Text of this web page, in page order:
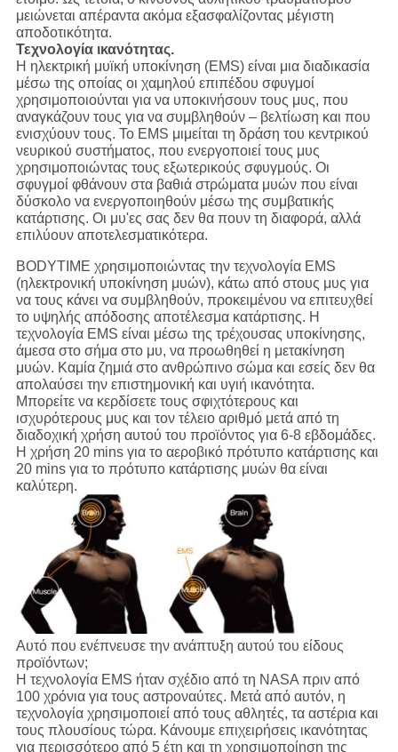
μειώνεται απέραντα ακόμα εξασφαλίζοντας μέγιστη
αποδοτικότητα.
Τεχνολογία ικανότητας.
Η ηλεκτρική μυϊκή υποκίνηση (EMS) είναι μια διαδικασία
μέσω της οποίας οι χαμηλού επιπέδου σφυγμοί
χρησιμοποιούνται για να υποκινήσουν τους μυς, που
αναγκάζουν τους για να συμβληθούν – βελτίωση και που
ενισχύουν τους. Το EMS μιμείται τη δράση του κεντρικού
νευρικού συστήματος, που ενεργοποιεί τους μυς
χρησιμοποιώντας τους εξωτερικούς σφυγμούς. Οι
σφυγμοί φθάνουν στα βαθιά στρώματα μυών που είναι
δύσκολο να ενεργοποιηθούν μέσω της συμβατικής
κατάρτισης. Οι μυ'ες σας δεν θα πουν τη διαφορά, αλλά
επιλύουν αποτελεσματικότερα.
BODYTIME χρησιμοποιώντας την τεχνολογία EMS
(ηλεκτρονική υποκίνηση μυών), κάτω από στους μυς για
να τους κάνει να συμβληθούν, προκειμένου να επιτευχθεί
το υψηλής απόδοσης αποτέλεσμα κατάρτισης. Η
τεχνολογία EMS είναι μέσω της τρέχουσας υποκίνησης,
άμεσα στο σήμα στο μυ, να προωθηθεί η μετακίνηση
μυών. Καμία ζημιά στο ανθρώπινο σώμα και εσείς δεν θα
απολαύσει την επιστημονική και υγιή ικανότητα.
Μπορείτε να κερδίσετε τους σφιχτότερους και
ισχυρότερους μυς και τον τέλειο αριθμό μετά από τη
διαδοχική χρήση αυτού του προϊόντος για 6-8 εβδομάδες.
Η χρήση 20 mins για το αεροβικό πρότυπο κατάρτισης και
20 mins για το πρότυπο κατάρτισης μυών θα είναι
καλύτερη.
Αυτό που ενέπνευσε την ανάπτυξη αυτού του είδους
προϊόντων;
Η τεχνολογία EMS ήταν σχέδιο από τη NASA πριν από
100 χρόνια για τους αστροναύτες. Μετά από αυτόν, η
τεχνολογία χρησιμοποιεί από τους αθλητές, τα αστέρια και
τους πλουσίους τώρα. Κάνουμε επιχειρήσεις ικανότητας
για περισσότερο από 5 έτη και τη χρησιμοποίηση της